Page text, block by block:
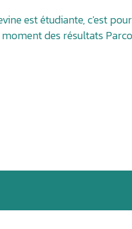
est étudiante, c'est
des résultats